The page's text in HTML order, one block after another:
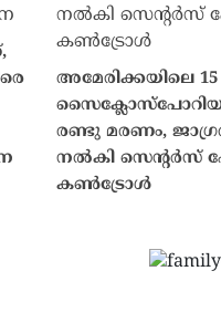
അമേരിക്കയിലെ
രണ്ടു മരണം,
നൽകി സെന്റർസ്
കൺട്രോൾ